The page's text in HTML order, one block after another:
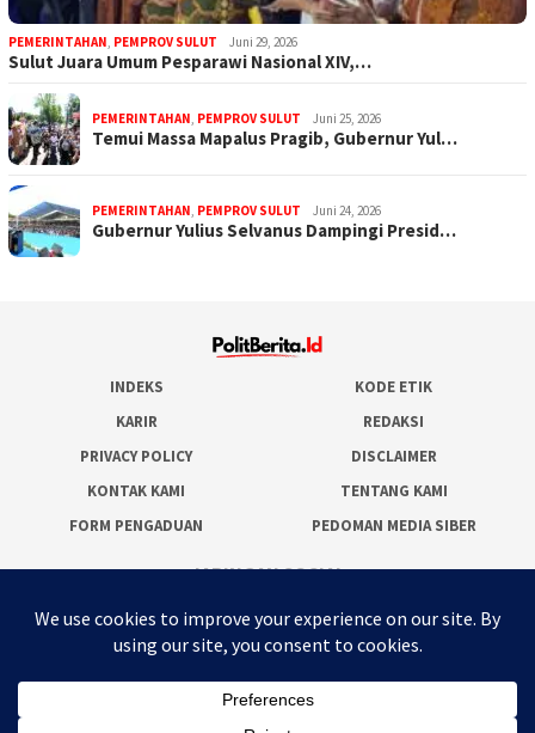
PEMERINTAHAN PEMPROV SULUT Juni 29, 2026
Sulut Juara Umum Pesparawi Nasional XIV,…
PEMERINTAHAN PEMPROV SULUT Juni 25, 2026
Temui Massa Mapalus Pragib, Gubernur Yul…
PEMERINTAHAN PEMPROV SULUT Juni 24, 2026
Gubernur Yulius Selvanus Dampingi Presid…
INDEKS
KODE ETIK
KARIR
REDAKSI
PRIVACY POLICY
DISCLAIMER
KONTAK KAMI
TENTANG KAMI
FORM PENGADUAN
PEDOMAN MEDIA SIBER
JARINGAN SOCIAL
Facebook
Twitter
WordPress
Instagram
Youtube
RSS